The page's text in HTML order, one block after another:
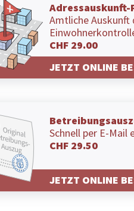
Adressauskunft-
Amtliche Auskunft
CHF 29.00
JETZT ONLINE
Schnell per E-Mail
CHF 29.50
JETZT ONLINE